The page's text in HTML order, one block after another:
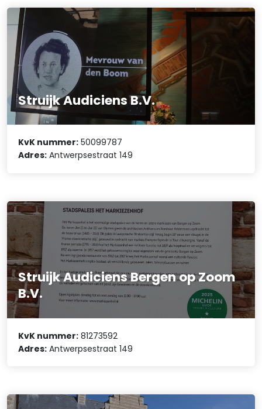
Struijk Audiciens B.V.
KvK nummer: 50099787
Adres: Antwerpsestraat 149
Struijk Audiciens Bergen op Zoom
B.V.
KvK nummer: 81273592
Adres: Antwerpsestraat 149